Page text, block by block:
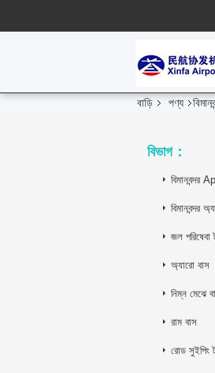
বাড়ি পণ্য
বিভাগ：
বিমানবন্দর
বিমানবন্দর
জল পরিষেবা
অ্যারো বাস
নিম্ন মেঝে
রাম বাস
রোড সুইপিং